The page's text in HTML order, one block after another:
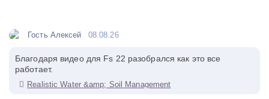
Гость Алексей 08.08.26
Благодаря видео для Fs 22 разобрался как это все
работает.
Realistic Water &amp; Soil Management